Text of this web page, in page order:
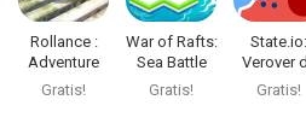
Rollance :
Adventure
Balls
Gratis!
War of Rafts:
Sea Battle
Game
Gratis!
State.io:
Verover
wereld
Gratis!